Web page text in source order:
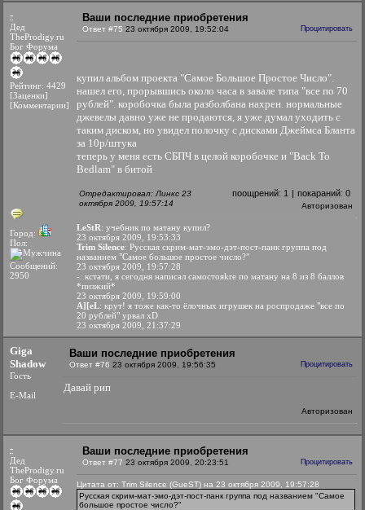
-
Дед
TheProdigy.ru
Бог Форума
Рейтинг: 4429
[Заценки]
[Комментарии]
Город:
Пол:
Сообщений:
2950
Ваши последние приобретения
Ответ #75 23 октября 2009, 19:52:04 Процитировать
купил альбом проекта "Самое Большое Простое Число".
нашел его, прорывшись около часа в завале типа "все по 70
рублей". коробочка была разболбана нахрен. нормальные
джевелы давно уже не продаются, я уже думал уходить с
таким диском, но увидел полочку с дисками Джеймса Бланта
за 10р/штука
теперь у меня есть СБПЧ в целой коробочке и "Back To
Bedlam" в битой
Отредактировал: Линкс 23
октября 2009, 19:57:14
поощрений: 1 | покараний: 0
Авторизован
LeStR: учебник по матану купил?
23 октября 2009, 19:53:33
Trim Silence: Русская скрим-мат-эмо-дэт-пост-панк группа под
названием "Самое большое простое число?"
23 октября 2009, 19:57:28
-: кстати, я сегодня написал самостояkre по матану на 8 из 8 баллов
*пизжий*
23 октября 2009, 19:59:00
A][eL: крут! я тоже как-то ёлочных игрушек на роспродаже "все по
20 рублей" урвал xD
23 октября 2009, 21:37:29
Giga
Shadow
Гость
E-Mail
Ваши последние приобретения
Ответ #76 23 октября 2009, 19:56:35 Процитировать
Давай рип
Авторизован
-
Дед
TheProdigy.ru
Бог Форума
Ваши последние приобретения
Ответ #77 23 октября 2009, 20:23:51 Процитировать
Цитата от: Trim Silence (GueST) на 23 октября 2009, 19:57:28
Русская скрим-мат-эмо-дэт-пост-панк группа под названием "Самое
большое простое число?"